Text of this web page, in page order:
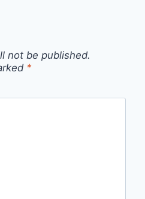
not be published.
*